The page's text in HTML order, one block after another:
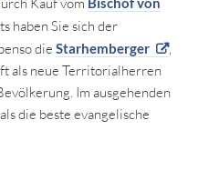
haben Sie sich der
die Starhemberger
,
als neue Territorialherren
Im ausgehenden
die beste evangelische